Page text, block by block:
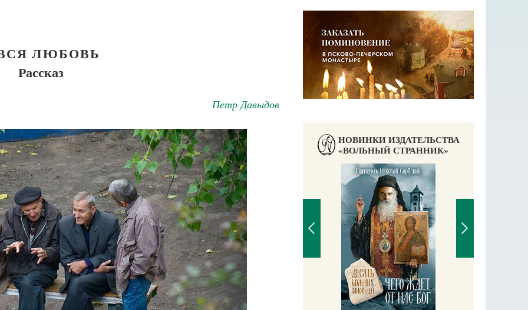
ЛЮБОВЬ
Рассказ
Петр Давыдов
НОВИНКИ ИЗДАТЕЛЬСТВА
«ВОЛЬНЫЙ СТРАННИК»
Великомученик Георгий Победоносец. Научись у